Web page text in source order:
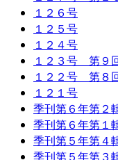
１２６号
１２５号
１２４号
１２３号 第９
１２２号 第８
１２１号
季刊第６年第２
季刊第６年第１
季刊第５年第４
季刊第５年第３